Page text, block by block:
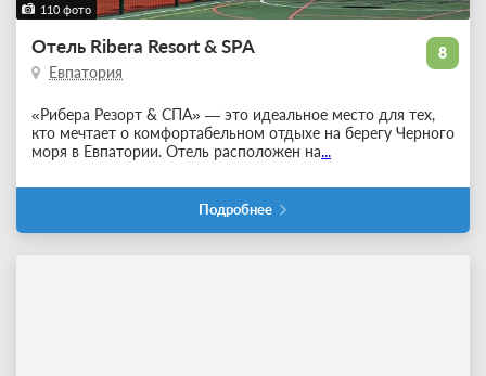
110 фото
8
Отель Ribera Resort & SPA
Евпатория
«Рибера Резорт & СПА» — это идеальное место для тех,
кто мечтает о комфортабельном отдыхе на берегу Черного
моря в Евпатории. Отель расположен на...
Подробнее